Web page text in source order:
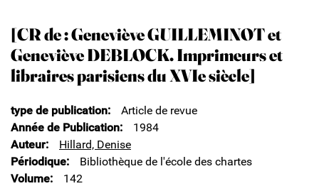
[CR de : Geneviève GUILLEMINOT et
Geneviève DEBLOCK. Imprimeurs et
libraires parisiens du XVIe siècle]
type de publication
Article de revue
Année de Publication
1984
Auteur
Hillard, Denise
Périodique
Bibliothèque de l'école des chartes
Volume
142